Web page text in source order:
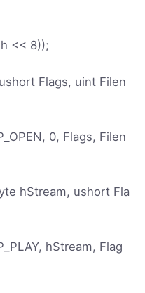
<< 8));
Flags, uint Filen
0, Flags, Filen
hStream, ushort Fla
hStream, Flag